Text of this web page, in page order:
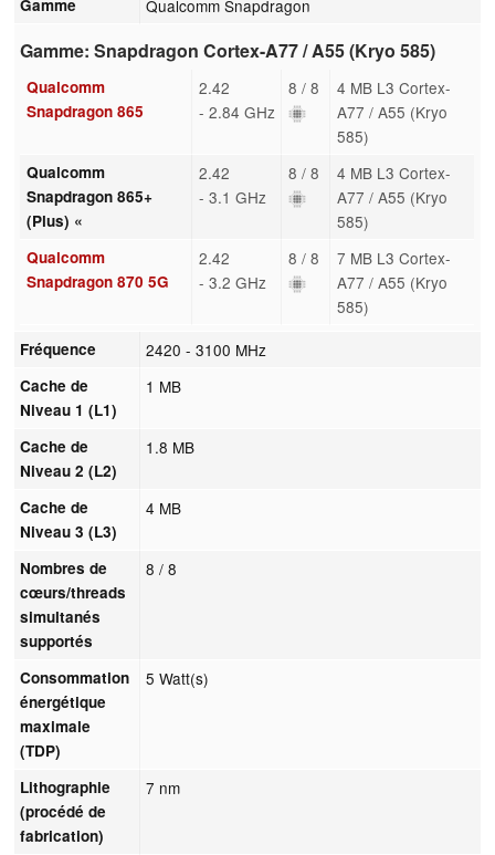
Gamme Qualcomm Snapdragon
Gamme: Snapdragon Cortex-A77 / A55 (Kryo 585)
Qualcomm
Snapdragon 865
2.42
- 2.84 GHz
8 / 8
4 MB L3 Cortex-
A77 / A55 (Kryo
585)
Qualcomm
Snapdragon 865+
(Plus) «
2.42
- 3.1 GHz
8 / 8
4 MB L3 Cortex-
A77 / A55 (Kryo
585)
Qualcomm
Snapdragon 870 5G
2.42
- 3.2 GHz
8 / 8
7 MB L3 Cortex-
A77 / A55 (Kryo
585)
Fréquence 2420 - 3100 MHz
Cache de
Niveau 1 (L1)
1 MB
Cache de
Niveau 2 (L2)
1.8 MB
Cache de
Niveau 3 (L3)
4 MB
Nombres de
cœurs/threads
simultanés
supportés
8 / 8
Consommation
énergétique
maximale
(TDP)
5 Watt(s)
Lithographie
(procédé de
fabrication)
7 nm